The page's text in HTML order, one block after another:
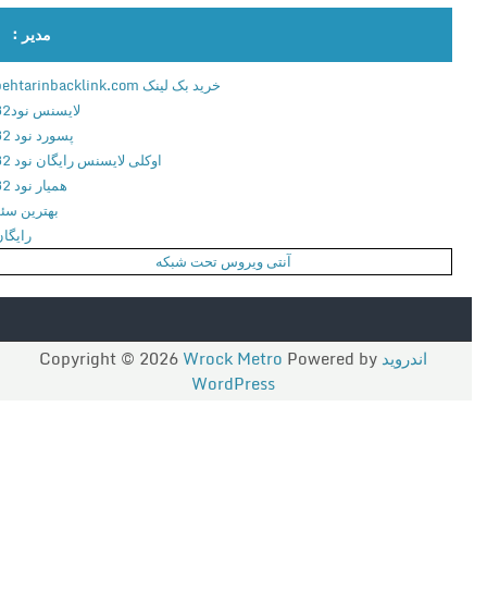
ه
ا
ز
ح
ا
ب
مدیر :
خرید بک لینک behtarinbacklink.com
لایسنس نود32
پسورد نود 32
اوکلی لایسنس رایگان نود 32
همیار نود 32
بهترین سئو
رایگان
آنتی ویروس تحت شبکه
اندرویدCopyright © 2026
Wrock MetroPowered by
WordPress